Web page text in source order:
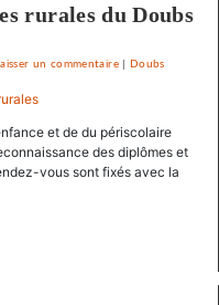
rurales du Doubs
Laisser un commentaireon
«
état
policier
| Doubs
et de du périscolaire
des diplômes et
vous sont fixés avec la